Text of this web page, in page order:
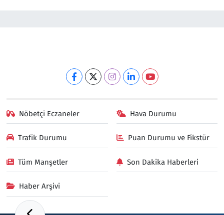
Nöbetçi Eczaneler Hava Durumu
Trafik Durumu Puan Durumu ve Fikstür
Tüm Manşetler Son Dakika Haberleri
Haber Arşivi